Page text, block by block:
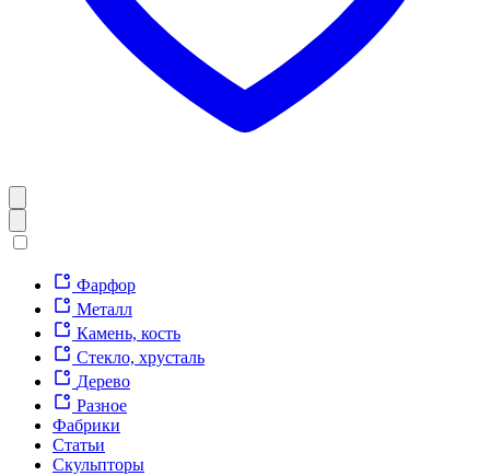
Фарфор
Металл
Камень, кость
Стекло, хрусталь
Дерево
Разное
Фабрики
Статьи
Скульпторы